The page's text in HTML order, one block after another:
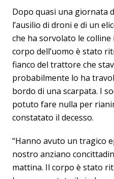
Dopo quasi una giornata
l’ausilio di droni e di un
che ha sorvolato le
corpo dell’uomo è stato
fianco del trattore che
probabilmente lo ha
bordo di una scarpata. I
potuto fare nulla per
constatato il decesso.
“Hanno avuto un tragico
nostro anziano
mattina. Il corpo è stato